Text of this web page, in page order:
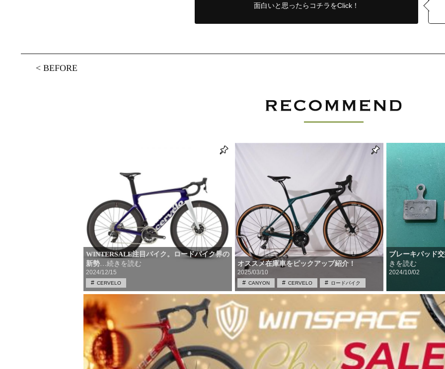
面白いと思ったら コチラをClick！
<BEFORE
WINTERSALE注目バイク。ロードバイク界の
新勢…続きを読む
2024/12/15
CERVELO
オススメ在庫車をピックアップ紹介！
2025/03/10
CANYON CERVELO ロードバイク
ブレーキパッド
きを読む
2024/10/02